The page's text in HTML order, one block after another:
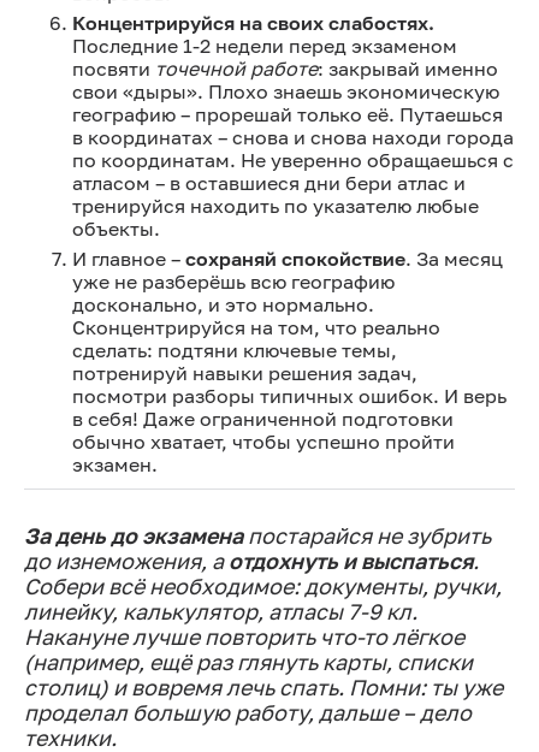
Концентрируйся на своих слабостях.
Последние 1-2 недели перед экзаменом
посвяти точечной работе: закрывай именно
свои «дыры». Плохо знаешь экономическую
географию – прорешай только её. Путаешься
в координатах – снова и снова находи города
по координатам. Не уверенно обращаешься с
атласом – в оставшиеся дни бери атлас и
тренируйся находить по указателю любые
объекты.
И главное – сохраняй спокойствие. За месяц
уже не разберёшь всю географию
досконально, и это нормально.
Сконцентрируйся на том, что реально
сделать: подтяни ключевые темы,
потренируй навыки решения задач,
посмотри разборы типичных ошибок. И верь
в себя! Даже ограниченной подготовки
обычно хватает, чтобы успешно пройти
экзамен.
За день до экзаменапостарайся не зубрить
до изнеможения, аотдохнуть и выспаться.
Собери всё необходимое: документы, ручки,
линейку, калькулятор, атласы 7-9 кл.
Накануне лучше повторить что-то лёгкое
(например, ещё раз глянуть карты, списки
столиц) и вовремя лечь спать. Помни: ты уже
проделал большую работу, дальше – дело
техники.